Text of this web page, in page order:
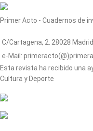
Primer Acto - Cuadernos de
C/Cartagena, 2. 28028
e-Mail:
Esta revista ha recibido una
Cultura y Deporte